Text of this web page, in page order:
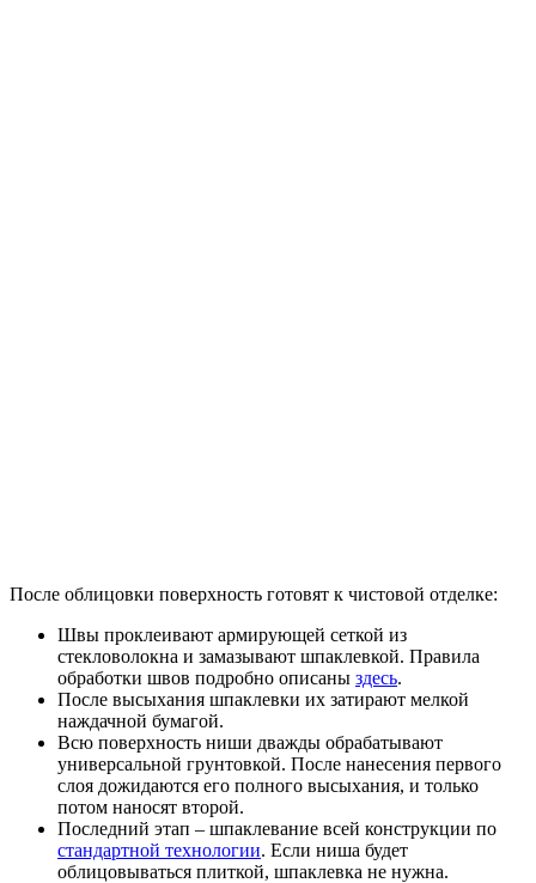
После облицовки поверхность готовят к чистовой отделке:
Швы проклеивают армирующей сеткой из
стекловолокна и замазывают шпаклевкой. Правила
обработки швов подробно описаны здесь.
После высыхания шпаклевки их затирают мелкой
наждачной бумагой.
Всю поверхность ниши дважды обрабатывают
универсальной грунтовкой. После нанесения первого
слоя дожидаются его полного высыхания, и только
потом наносят второй.
Последний этап – шпаклевание всей конструкции по
стандартной технологии. Если ниша будет
облицовываться плиткой, шпаклевка не нужна.